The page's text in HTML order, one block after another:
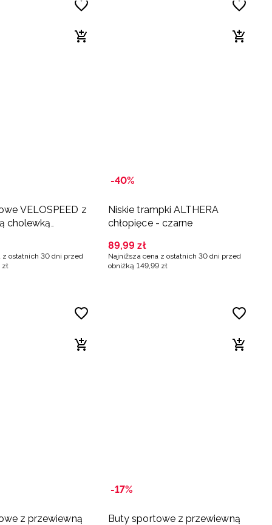
VELOSPEED z
cholewką
z ostatnich 30 dni przed
zł
-40%
Niskie trampki ALTHERA
chłopięce - czarne
89,99 zł
Najniższa cena z ostatnich 30 dni przed
obniżką 149,99 zł
z przewiewną
-17%
Buty sportowe z przewiewną